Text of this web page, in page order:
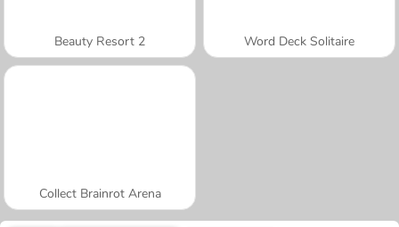
Beauty Resort 2 Word Deck Solitaire
Collect Brainrot Arena